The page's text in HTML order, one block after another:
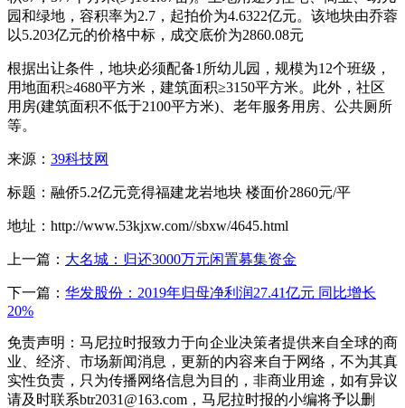
园和绿地，容积率为2.7，起拍价为4.6322亿元。该地块由乔蓉
以5.203亿元的价格中标，成交底价为2860.08元
根据出让条件，地块必须配备1所幼儿园，规模为12个班级，
用地面积≥4680平方米，建筑面积≥3150平方米。此外，社区
用房(建筑面积不低于2100平方米)、老年服务用房、公共厕所
等。
来源： 39科技网
标题：融侨5.2亿元竞得福建龙岩地块 楼面价2860元/平
地址：http://www.53kjxw.com//sbxw/4645.html
上一篇： 大名城：归还3000万元闲置募集资金
下一篇： 华发股份：2019年归母净利润27.41亿元 同比增长
20%
免责声明：马尼拉时报致力于向企业决策者提供来自全球的商
业、经济、市场新闻消息，更新的内容来自于网络，不为其真
实性负责，只为传播网络信息为目的，非商业用途，如有异议
请及时联系btr2031@163.com，马尼拉时报的小编将予以删